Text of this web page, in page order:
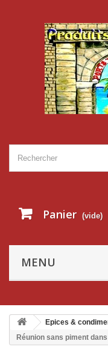
Panier (vide)
MENU
Epices &
Réunion sans piment